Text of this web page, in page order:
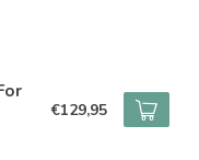
€129,95